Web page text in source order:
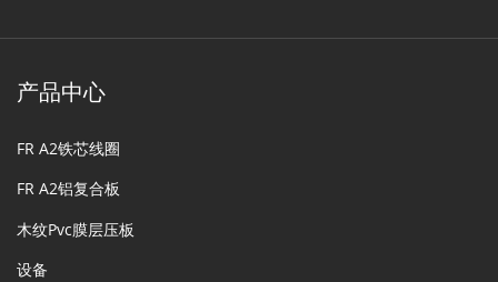
产品中心
FR A2铁芯线圈
FR A2铝复合板
木纹Pvc膜层压板
设备